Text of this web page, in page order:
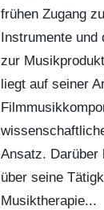
frühen Zugang
Instrumente und
zur
liegt auf seiner
Ansatz. Darüber
über seine
Musiktherapie...